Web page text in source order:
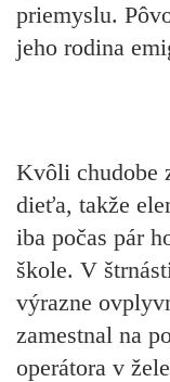
priemyslu.
jeho rodina
Kvôli chudobe
dieťa, takže
iba počas pár
škole. V
výrazne
zamestnal na
operátora v